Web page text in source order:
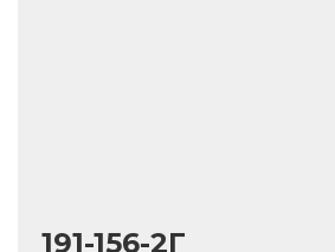
191-156-2Г